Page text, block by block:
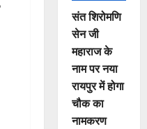
संत शिरोमणि
सेन जी
महाराज के
नाम पर नया
रायपुर में होगा
चौक का
नामकरण